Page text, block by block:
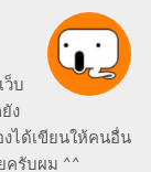
ว็บ
ง
ได้เขียนให้คนอื่น
ครับผม ^^